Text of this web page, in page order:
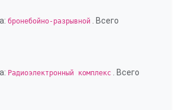
бронебойно-разрывной . Всего
Радиоэлектронный комплекс . Всего